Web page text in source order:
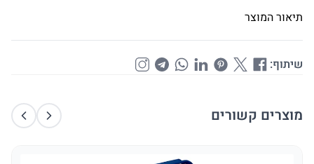
תיאור המוצר
שיתוף:
מוצרים קשורים